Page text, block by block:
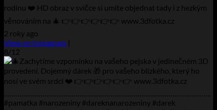
rodinu ❤️ HD obraz v svíčce si umíte objednat tady i z hezkým
věnováním na 🎄 👉👉👉👉👉👉 www.3dfotka.cz
2 roky ago
View on Instagram |
8/12